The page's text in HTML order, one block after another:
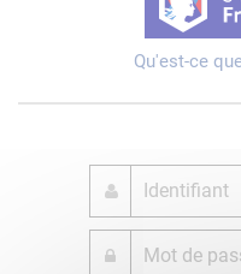
Qu'est-ce